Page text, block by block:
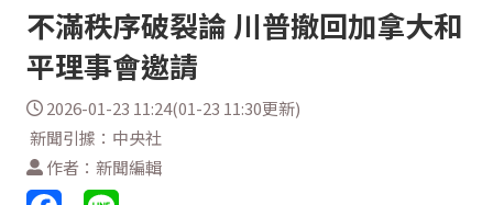
不滿秩序破裂論 川普撤回加拿大和
平理事會邀請
2026-01-23 11:24(01-23 11:30更新)
新聞引據：中央社
作者：新聞編輯